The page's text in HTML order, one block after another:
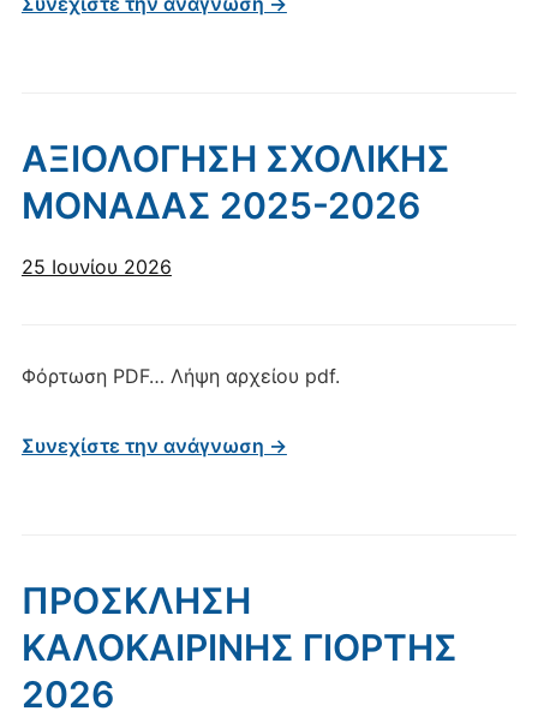
AΞΙΟΛΟΓΗΣΗ ΣΧΟΛΙΚΗΣ
ΜΟΝΑΔΑΣ 2025-2026
25 Ιουνίου 2026
Φόρτωση PDF… Λήψη αρχείου pdf.
Συνεχίστε την ανάγνωση →
ΠΡΟΣΚΛΗΣΗ
ΚΑΛΟΚΑΙΡΙΝΗΣ ΓΙΟΡΤΗΣ
2026